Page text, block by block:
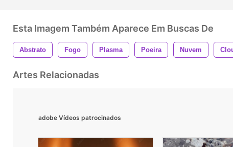
Esta Imagem Também Aparece Em Buscas De
Abstrato Fogo Plasma Poeira Nuvem
Artes Relacionadas
adobe Vídeos patrocinados